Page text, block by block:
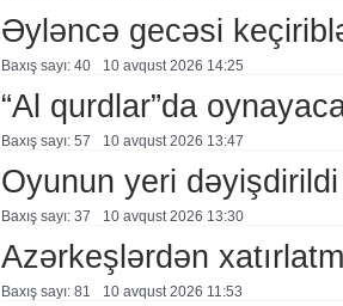
Əyləncə gecəsi
Baxış sayı: 40 10 avqust 2026 14:25
“Al qurdlar”da
Baxış sayı: 57 10 avqust 2026 13:47
Oyunun yeri dəyişdirildi
Baxış sayı: 37 10 avqust 2026 13:30
Azərkeşlərdən
Baxış sayı: 81 10 avqust 2026 11:53